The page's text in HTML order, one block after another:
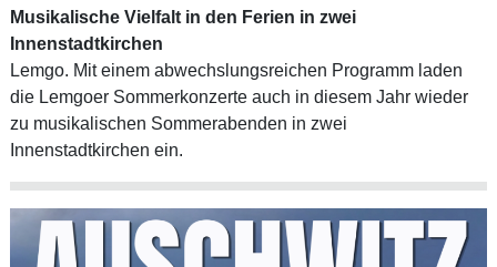
Musikalische Vielfalt in den Ferien in zwei
Innenstadtkirchen
Lemgo. Mit einem abwechslungsreichen Programm laden
die Lemgoer Sommerkonzerte auch in diesem Jahr wieder
zu musikalischen Sommerabenden in zwei
Innenstadtkirchen ein.